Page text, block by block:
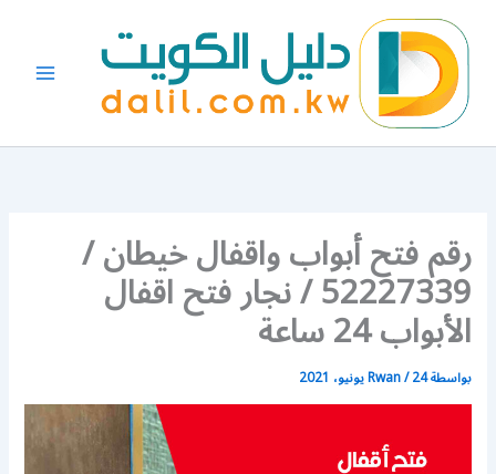
المحتوى
رقم فتح أبواب واقفال خيطان /
52227339 / نجار فتح اقفال
الأبواب 24 ساعة
بواسطة Rwan/24 يونيو، 2021